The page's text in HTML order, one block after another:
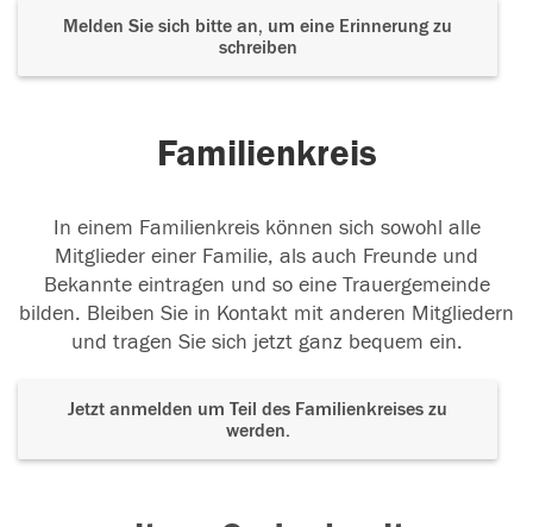
Melden Sie sich bitte an, um eine Erinnerung zu
schreiben
Familienkreis
In einem Familienkreis können sich sowohl alle
Mitglieder einer Familie, als auch Freunde und
Bekannte eintragen und so eine Trauergemeinde
bilden. Bleiben Sie in Kontakt mit anderen Mitgliedern
und tragen Sie sich jetzt ganz bequem ein.
Jetzt anmelden um Teil des Familienkreises zu
werden.